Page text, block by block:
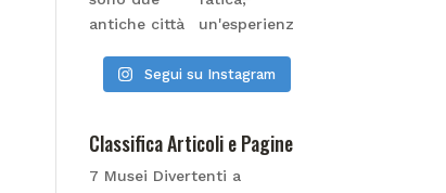
Segui su Instagram
Classifica Articoli e Pagine
7 Musei Divertenti a